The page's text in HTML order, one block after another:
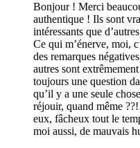
Bonjour ! Merci
authentique ! Ils sont
intéressants que
Ce qui m’énerve, moi,
des remarques
autres sont
toujours une question
qu’il y a une seule
réjouir, quand même
eux, fâcheux tout le
moi aussi, de mauvais